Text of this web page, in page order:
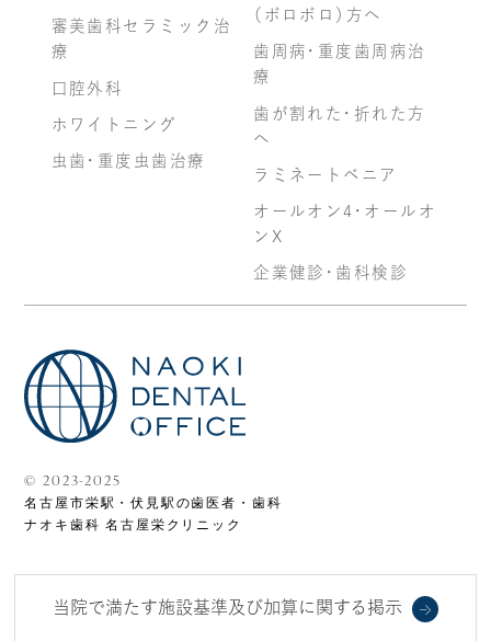
©2023-2025
名古屋市栄駅・伏見駅の歯医者・歯科
ナオキ歯科 名古屋栄クリニック
審美歯科セラミック治
療
口腔外科
ホワイトニング
虫歯・重度虫歯治療
（ボロボロ）方へ
歯周病・重度歯周病治
療
歯が割れた・折れた方
へ
ラミネートベニア
オールオン4・オールオ
ンX
企業健診・歯科検診
当院で満たす施設基準及び加算に関する掲示